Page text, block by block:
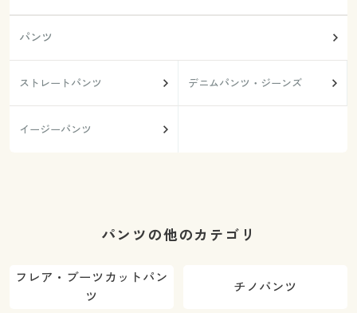
パンツ
ストレートパンツ デニムパンツ・ジーンズ
イージーパンツ
パンツの他のカテゴリ
フレア・ブーツカットパン
ツ
チノパンツ